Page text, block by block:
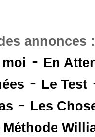
annonces
- En
- Le Test
- Les
Méthode